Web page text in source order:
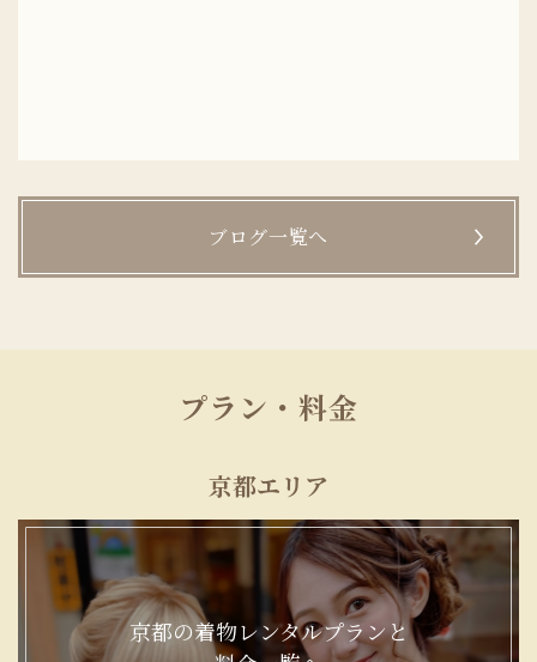
ブログ一覧へ
プラン・料金
京都エリア
京都の着物レンタルプランと